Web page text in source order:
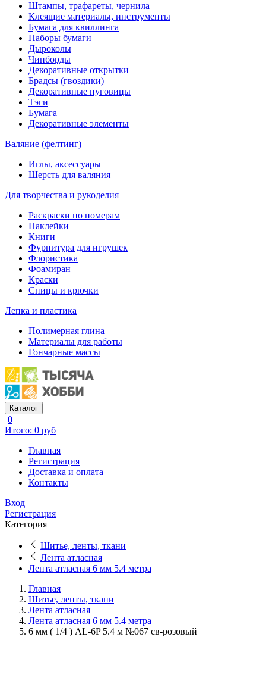
Штампы, трафареты, чернила
Клеящие материалы, инструменты
Бумага для квиллинга
Наборы бумаги
Дыроколы
Чипборды
Декоративные открытки
Брадсы (гвоздики)
Декоративные пуговицы
Тэги
Бумага
Декоративные элементы
Валяние (фелтинг)
Иглы, аксессуары
Шерсть для валяния
Для творчества и рукоделия
Раскраски по номерам
Наклейки
Книги
Фурнитура для игрушек
Флористика
Фоамиран
Краски
Спицы и крючки
Лепка и пластика
Полимерная глина
Материалы для работы
Гончарные массы
Каталог
0
Итого: 0 руб
Главная
Регистрация
Доставка и оплата
Контакты
Вход
Регистрация
Категория
Шитье, ленты, ткани
Лента атласная
Лента атласная 6 мм 5.4 метра
Главная
Шитье, ленты, ткани
Лента атласная
Лента атласная 6 мм 5.4 метра
6 мм ( 1/4 ) AL-6P 5.4 м №067 св-розовый